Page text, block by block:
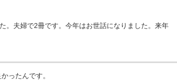
。夫婦で2冊です。今年はお世話になりました。来年
ったんです。